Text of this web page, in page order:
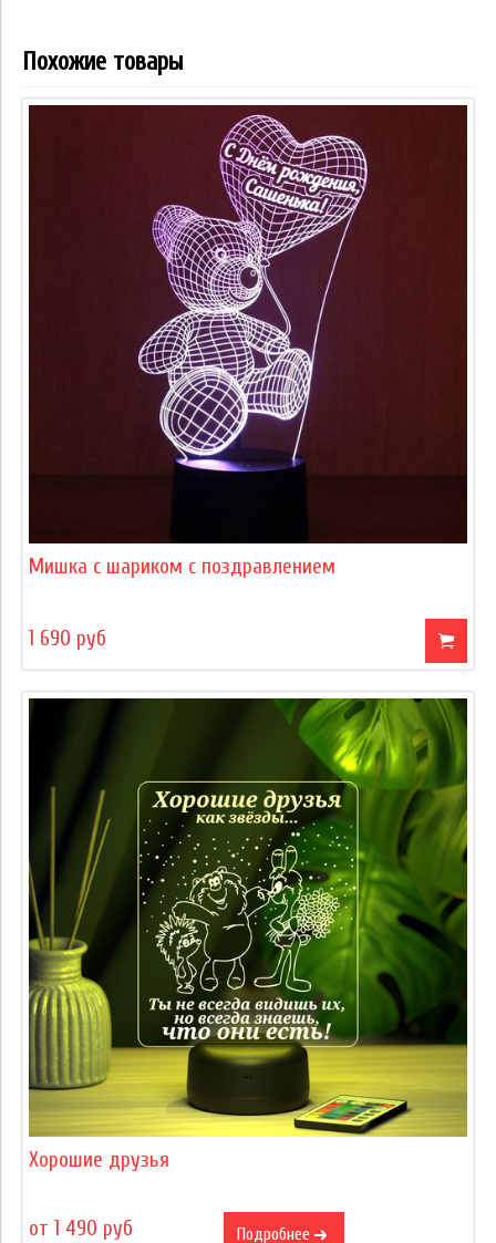
Похожие товары
Мишка с шариком с поздравлением
1 690 руб
Хорошие друзья
от 1 490 руб Подробнее